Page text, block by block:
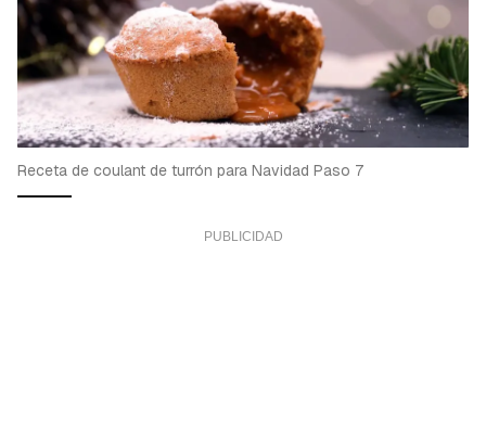
Receta de coulant de turrón para Navidad Paso 7